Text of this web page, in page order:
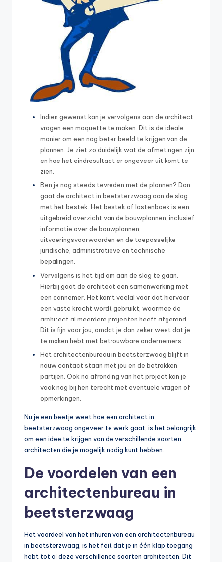
Indien gewenst kan je vervolgens aan de architect
vragen een maquette te maken. Dit is de ideale
manier om een nog beter beeld te krijgen van de
plannen. Je ziet zo duidelijk wat de afmetingen zijn
en hoe het eindresultaat er ongeveer uit komt te
zien.
Ben je nog steeds tevreden met de plannen? Dan
gaat de architect in beetsterzwaag aan de slag
met het bestek. Het bestek of lastenboek is een
uitgebreid overzicht van de bouwplannen, inclusief
informatie over de bouwplannen,
uitvoeringsvoorwaarden en de toepasselijke
juridische, administratieve en technische
bepalingen.
Vervolgens is het tijd om aan de slag te gaan.
Hierbij gaat de architect een samenwerking met
een aannemer. Het komt veelal voor dat hiervoor
een vaste kracht wordt gebruikt, waarmee de
architect al meerdere projecten heeft afgerond.
Dit is fijn voor jou, omdat je dan zeker weet dat je
te maken hebt met betrouwbare ondernemers.
Het architectenbureau in beetsterzwaag blijft in
nauw contact staan met jou en de betrokken
partijen. Ook na afronding van het project kan je
vaak nog bij hen terecht met eventuele vragen of
opmerkingen.
Nu je een beetje weet hoe een architect in
beetsterzwaag ongeveer te werk gaat, is het belangrijk
om een idee te krijgen van de verschillende soorten
architecten die je mogelijk nodig kunt hebben.
De voordelen van een
architectenbureau in
beetsterzwaag
Het voordeel van het inhuren van een architectenbureau
in beetsterzwaag, is het feit dat je in één klap toegang
hebt tot al deze verschillende soorten architecten. Dit